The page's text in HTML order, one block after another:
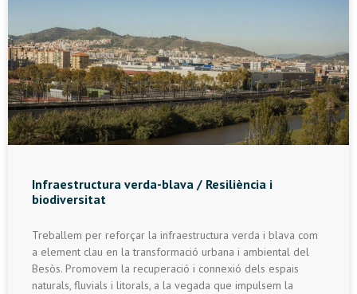
Infraestructura verda-blava / Resiliència i
biodiversitat
Treballem per reforçar la infraestructura verda i blava com
a element clau en la transformació urbana i ambiental del
Besòs. Promovem la recuperació i connexió dels espais
naturals, fluvials i litorals, a la vegada que impulsem la